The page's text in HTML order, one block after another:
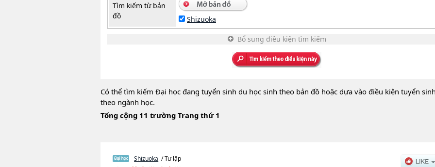
Tìm kiếm từ bản
đồ
Shizuoka
Bổ sung điều kiện tìm kiếm
Có thể tìm kiếm Đại học đang tuyển sinh du học sinh theo bản đồ hoặc dựa vào điều kiện tuyển
theo ngành học.
Tổng cộng 11 trường Trang thứ 1
Shizuoka / Tư lập